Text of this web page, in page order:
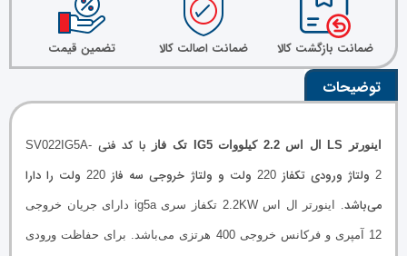
ضمانت بازگشت کالا ضمانت اصالت کالا تضمین قیمت
توضیحات
اینورتر LS ال اس 2.2 کیلووات IG5 تک فاز با کد فنی SV022IG5A-
2ولتاژ ورودی تکفاز220 ولت و ولتاژ خروجی سه فاز 220ولت را دارا
می‌باشد.
اینورتر ال اس 2.2KW تکفاز سری ig5a دارای جریان خروجی
12 آمپری و فرکانس خروجی 400 هرتزی می‌باشد. برای حفاظت ورودی